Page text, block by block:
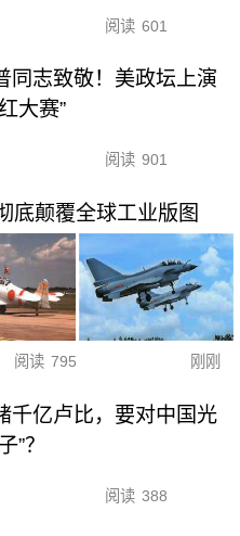
阅读 601
同志致敬！美政坛上演
大赛”
阅读 901
底颠覆全球工业版图
阅读 795 刚刚
千亿卢比，要对中国光
”？
阅读 388